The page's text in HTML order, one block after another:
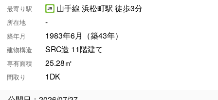
最寄り駅 山手線 浜松町駅 徒歩3分
所在地 -
築年月 1983年6月（築43年）
建物構造 SRC造 11階建て
専有面積 25.28㎡
間取り 1DK